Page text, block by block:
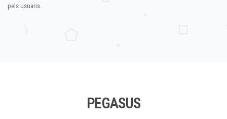
pels usuaris.
PEGASUS